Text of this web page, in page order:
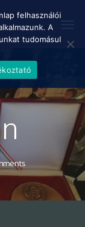
felhasználói
A
tudomásul